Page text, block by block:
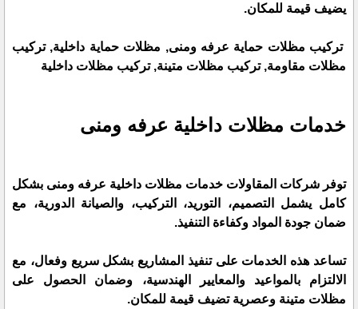
يضيف قيمة للمكان.
تركيب مظلات حماية عرفه ومنى, مظلات حماية داخلية, تركيب
مظلات مقاومة, تركيب مظلات متينة, تركيب مظلات داخلية
خدمات مظلات داخلية عرفه ومنى
توفر شركات المقاولات خدمات مظلات داخلية عرفه ومنى بشكل
كامل يشمل التصميم، التوريد، التركيب، والصيانة الدورية، مع
ضمان جودة المواد وكفاءة التنفيذ.
تساعد هذه الخدمات على تنفيذ المشاريع بشكل سريع وفعال، مع
الالتزام بالمواعيد والمعايير الهندسية، وضمان الحصول على
مظلات متينة وعصرية تضيف قيمة للمكان.